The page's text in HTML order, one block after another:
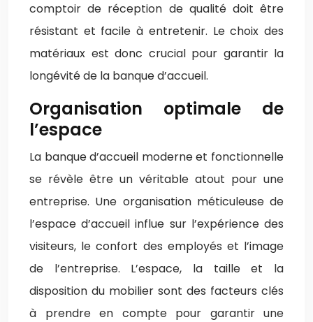
comptoir de réception de qualité doit être
résistant et facile à entretenir. Le choix des
matériaux est donc crucial pour garantir la
longévité de la banque d’accueil.
Organisation optimale de
l’espace
La banque d’accueil moderne et fonctionnelle
se révèle être un véritable atout pour une
entreprise. Une organisation méticuleuse de
l’espace d’accueil influe sur l’expérience des
visiteurs, le confort des employés et l’image
de l’entreprise. L’espace, la taille et la
disposition du mobilier sont des facteurs clés
à prendre en compte pour garantir une